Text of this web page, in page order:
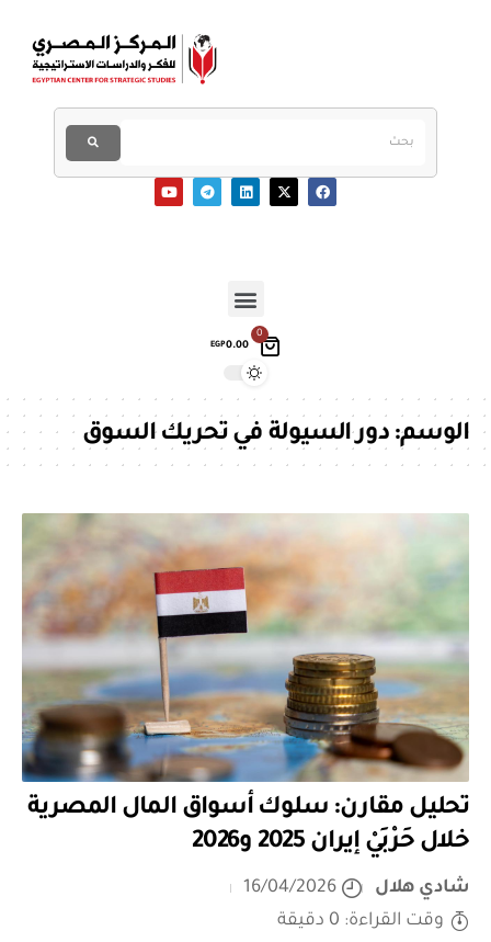
0
EGP0.00
الوسم:دور السيولة في تحريك السوق
تحليل مقارن: سلوك أسواق المال المصرية
خلال حَرْبَيْ إيران 2025 و2026
شادي هلال
16/04/2026
وقت القراءة: 0 دقيقة